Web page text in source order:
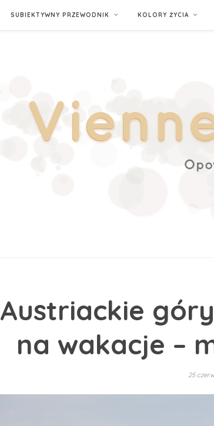
SUBIEKTYWNY PRZEWODNIK KOLORY ŻYCIA
Austriackie
na wakacje –
25